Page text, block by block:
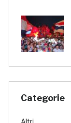
Categorie